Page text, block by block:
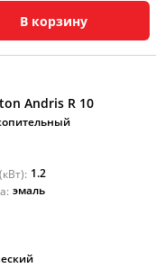
В корзину
Andris R 10
1.2
эмаль